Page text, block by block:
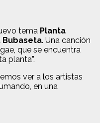
tema Planta
Bubaseta. Una canción
que se encuentra
planta”.
ver a los artistas
en una